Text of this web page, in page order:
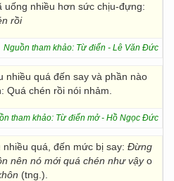
uống nhiều hơn sức chịu-đựng:
rồi
Nguồn tham khảo: Từ điển - Lê Văn Đức
nhiều quá đến say và phần nào
Quá chén rồi nói nhảm.
tham khảo: Từ điển mở - Hồ Ngọc Đức
nhiều quá, đến mức bị say: Đừng
nên nó mới quá chén như vậyo
(tng.).